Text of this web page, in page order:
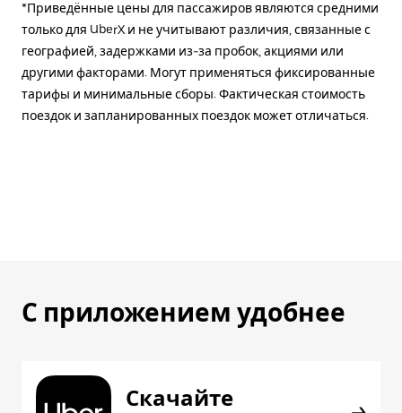
*Приведённые цены для пассажиров являются средними
только для UberX и не учитывают различия, связанные с
географией, задержками из-за пробок, акциями или
другими факторами. Могут применяться фиксированные
тарифы и минимальные сборы. Фактическая стоимость
поездок и запланированных поездок может отличаться.
С приложением удобнее
Скачайте